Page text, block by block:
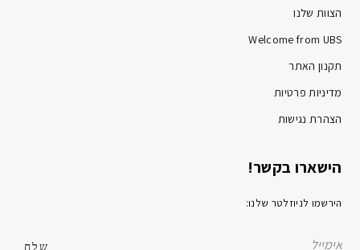
הצוות שלנו
Welcome from UBS
תקנון האתר
מדיניות פרטיות
הצהרת נגישות
הישארו בקשר!
הירשמו לניוזלטר שלנו: